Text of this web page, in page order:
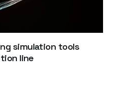
simulation tools
line